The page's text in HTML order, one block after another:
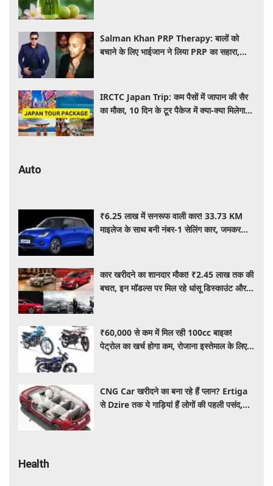
Salman Khan PRP Therapy: बालों को
बचाने के लिए भाईजान ने लिया PRP का सहारा,
IRCTC Japan Trip: कम पैसों में जापान की सैर
का मौका, 10 दिन के टूर पैकेज में क्या-क्या मिलेगा?
Auto
₹6.25 लाख में सनरूफ वाली कार! 33.73 KM
माइलेज के साथ बनी नंबर-1 सेलिंग कार, जमकर
कार खरीदने का शानदार मौका! ₹2.45 लाख तक की
बचत, इन मॉडल्स पर मिल रहे धांसू डिस्काउंट और
₹60,000 से कम में मिल रही 100cc बाइक!
पेट्रोल का खर्च होगा कम, रोजाना इस्तेमाल के लिए है
CNG Car खरीदने का बना रहे हैं प्लान? Ertiga
से Dzire तक ये गाड़ियां हैं लोगों की पहली पसंद,
Health